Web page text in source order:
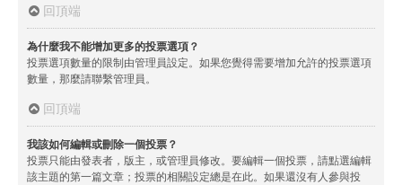
回頂端
為什麼我不能增加更多的投票選項？
投票選項數量的限制由管理員設定。如果您覺得需要增加允許的投票選項
數量，那麼請聯繫管理員。
回頂端
我該如何編輯或刪除一個投票？
投票只能由發表者，版主，或管理員修改。要編輯一個投票，請點選編輯
該主題的第一篇文章；投票的相關設定總是在此。如果還沒有人參與投